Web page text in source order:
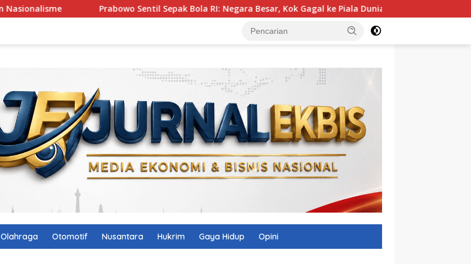
Prabowo Sentil Sepak Bola RI: Negara Besar, Kok Gagal ke Piala Dunia? Zankore Bidik AI Factory 1 GW,
Olahraga Otomotif Nusantara Hukrim Gaya Hidup Opini